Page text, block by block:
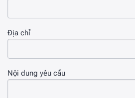
Địa chỉ
Nội dung yêu cầu